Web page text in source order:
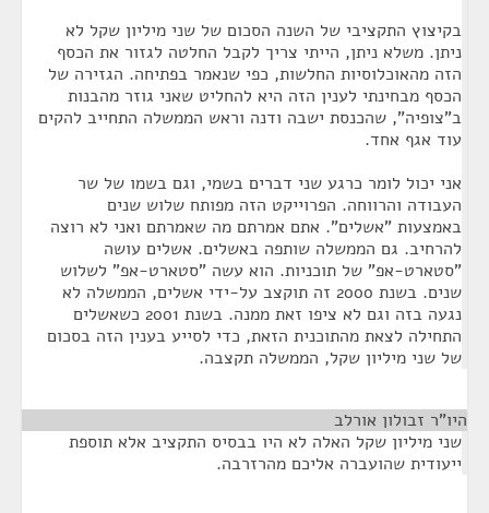
בקיצוץ התקציבי של השנה הסכום של שני מיליון שקל לא
ניתן. משלא ניתן, הייתי צריך לקבל החלטה לגזור את הכסף
הזה מהאוכלוסיות החלשות, כפי שנאמר בפתיחה. הגזירה של
הכסף מבחינתי לענין הזה היא להחליט שאני גוזר מהבנות
ב"צופיה", שהכנסת ישבה ודנה וראש הממשלה התחייב להקים
עוד אגף אחד.
אני יכול לומר כרגע שני דברים בשמי, וגם בשמו של שר
העבודה והרווחה. הפרוייקט הזה מפותח שלוש שנים
באמצעות "אשלים". אתם אמרתם מה שאמרתם ואני לא רוצה
להרחיב. גם הממשלה שותפה באשלים. אשלים עושה
"סטארט-אפ" של תוכניות. הוא עשה "סטארט-אפ" לשלוש
שנים. בשנת 2000 זה תוקצב על-ידי אשלים, הממשלה לא
נגעה בזה וגם לא ציפו זאת ממנה. בשנת 2001 כשאשלים
התחילה לצאת מהתוכנית הזאת, כדי לסייע בענין הזה בסכום
של שני מיליון שקל, הממשלה תקצבה.
היו"ר זבולון אורלב
שני מיליון שקל האלה לא היו בבסיס התקציב אלא תוספת
ייעודית שהועברה אליכם מהרזרבה.